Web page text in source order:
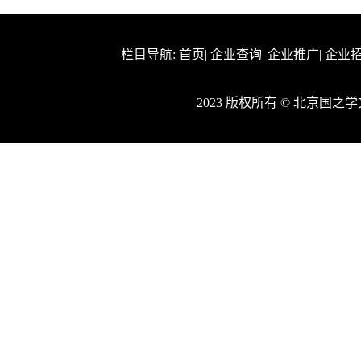
栏目导航: 首页| 企业查询| 企业推广| 企业
2023 版权所有 © 北京国之